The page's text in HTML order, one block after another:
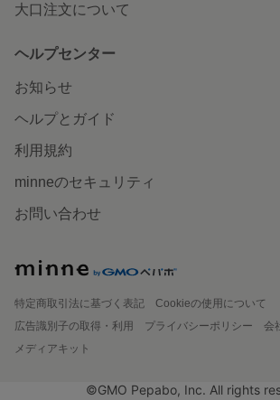
大口注文について
ヘルプセンター
お知らせ
ヘルプとガイド
利用規約
minneのセキュリティ
お問い合わせ
特定商取引法に基づく表記
Cookieの使用について
広告識別子の取得・利用
プライバシーポリシー 会
メディアキット
©GMO Pepabo, Inc. All rights